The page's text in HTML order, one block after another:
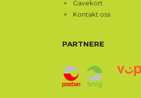
Gavekort
Kontakt oss
PARTNERE